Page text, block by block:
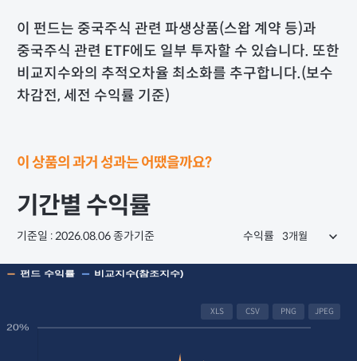
이 펀드는 중국주식 관련 파생상품(스왑 계약 등)과
중국주식 관련 ETF에도 일부 투자할 수 있습니다. 또한
비교지수와의 추적오차율 최소화를 추구합니다.(보수
차감전, 세전 수익률 기준)
이 상품의 과거 성과는 어땠을까요?
기간별 수익률
기준일 : 2026.08.06 종가기준 수익률
XLS CSV PNG JPEG